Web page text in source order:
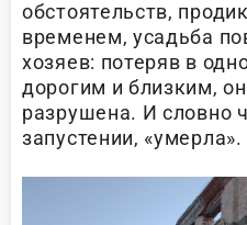
обстоятельств,
временем, усадьба
хозяев: потеряв в
дорогим и близким,
разрушена. И словно
запустении, «умерла».